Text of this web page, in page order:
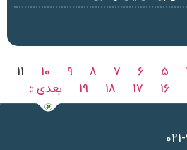
5
6
7
8
9
10
11
16
17
18
19 بعدی »